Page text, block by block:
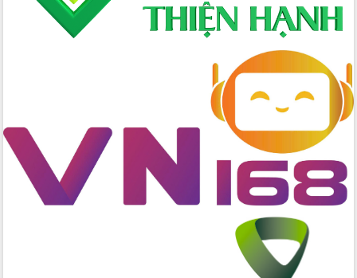
Bí thư Tỉnh ủy Lương Nguyễn Minh
Triết dự Ngày hội đại đoàn kết tại
Chính chia sẻ, động viên người dân
chịu ảnh hưởng nặng từ bão số 13
Chủ tịch UBND tỉnh kiểm tra công tác
phòng, chống bão số 13 tại các địa
bàn xung yếu